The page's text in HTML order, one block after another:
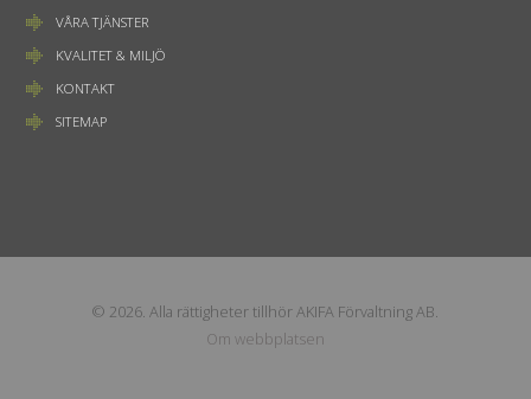
VÅRA TJÄNSTER
KVALITET & MILJÖ
KONTAKT
SITEMAP
© 2026. Alla rättigheter tillhör AKIFA Förvaltning AB.
Om webbplatsen